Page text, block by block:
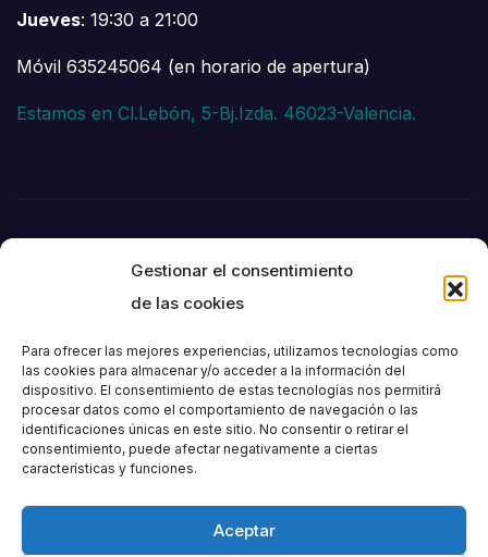
Gestionar el consentimiento
de las cookies
Para ofrecer las mejores experiencias, utilizamos tecnologías como
las cookies para almacenar y/o acceder a la información del
dispositivo. El consentimiento de estas tecnologías nos permitirá
procesar datos como el comportamiento de navegación o las
identificaciones únicas en este sitio. No consentir o retirar el
consentimiento, puede afectar negativamente a ciertas
características y funciones.
Aceptar
Jueves: 19:30 a 21:00
Móvil 635245064 (en horario de apertura)
Estamos en Cl.Lebón, 5-Bj.Izda. 46023-Valencia.
Societat
Excursionista de
València